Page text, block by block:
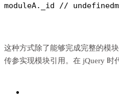
moduleA._id // undefined
这种方式除了能够完成完整的模
传参实现模块引用。在 jQuery 时